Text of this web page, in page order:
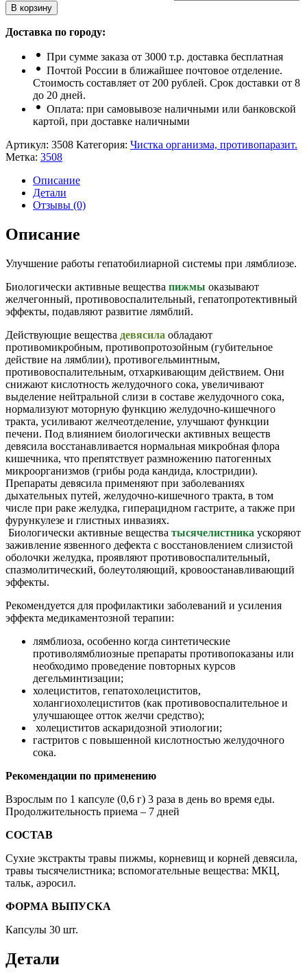
В корзину
Доставка по городу:
При сумме заказа от 3000 т.р. доставка бесплатная
Почтой России в ближайшее почтовое отделение.
Стоимость составляет от 200 рублей. Срок доставки от 8
до 20 дней.
Оплата: при самовывозе наличными или банковской
картой, при доставке наличными
Артикул: 3508 Категория: Чистка организма, противопаразит.
Метка: 3508
Описание
Детали
Отзывы (0)
Описание
Улучшение работы гепатобилиарной системы при лямблиозе.
Биологически активные вещества пижмы оказывают
желчегонный, противовоспалительный, гепатопротективный
эффекты, подавляют развитие лямблий.
Действующие вещества девясила обладают
противомикробным, противопротозойным (губительное
действие на лямблии), противогельминтным,
противовоспалительным, отхаркивающим действием. Они
снижают кислотность желудочного сока, увеличивают
выделение нейтральной слизи в составе желудочного сока,
нормализуют моторную функцию желудочно-кишечного
тракта, усиливают желчеотделение, улучшают функции
печени. Под влиянием биологически активных веществ
девясила восстанавливается нормальная микробная флора
кишечника, что препятствует размножению патогенных
микроорганизмов (грибы рода кандида, клостридии).
Препараты девясила применяют при заболеваниях
дыхательных путей, желудочно-кишечного тракта, в том
числе при раке желудка, гиперацидном гастрите, а также при
фурункулезе и глистных инвазиях.
Биологически активные вещества тысячелистника ускоряют
заживление язвенного дефекта с восстановлением слизистой
оболочки желудка, проявляют противовоспалительный,
спазмолитический, болеутоляющий, кровоостанавливающий
эффекты.
Рекомендуется для профилактики заболеваний и усиления
эффекта медикаментозной терапии:
лямблиоза, особенно когда синтетические
противолямблиозные препараты противопоказаны или
необходимо проведение повторных курсов
дегельминтизации;
холециститов, гепатохолециститов,
холангиохолециститов (как противовоспалительное и
улучшающее отток желчи средство);
холециститов аскаридозной этиологии;
гастритов с повышенной кислотностью желудочного
сока.
Рекомендации по применению
Взрослым по 1 капсуле (0,6 г) 3 раза в день во время еды.
Продолжительность приема – 7 дней
СОСТАВ
Сухие экстракты травы пижмы, корневищ и корней девясила,
травы тысячелистника; вспомогательные вещества: МКЦ,
тальк, аэросил.
ФОРМА ВЫПУСКА
Капсулы 30 шт.
Детали